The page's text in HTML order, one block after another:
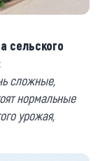
сельского
сложные,
нормальные
урожая,